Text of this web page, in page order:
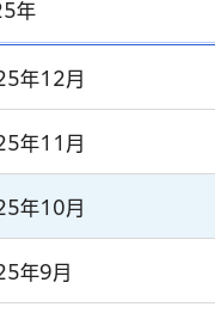
年
年12月
年11月
年10月
年9月